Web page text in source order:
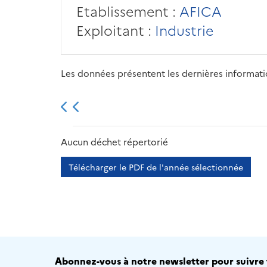
Etablissement : AFICA
Exploitant : Industrie
Les données présentent les dernières
2013 2014
Aucun déchet répertorié
Télécharger le PDF de l'année sélectionnée
Abonnez-vous à notre newsletter pour suivre